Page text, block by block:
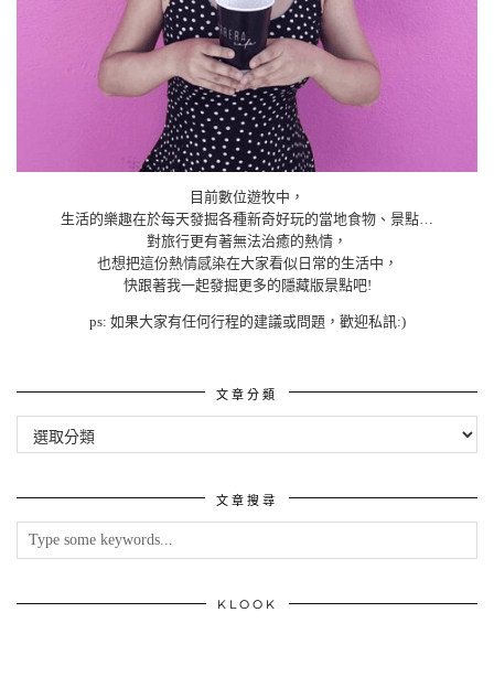
目前數位遊牧中，
生活的樂趣在於每天發掘各種新奇好玩的當地食物、景點…
對旅行更有著無法治癒的熱情，
也想把這份熱情感染在大家看似日常的生活中，
快跟著我一起發掘更多的隱藏版景點吧!
ps: 如果大家有任何行程的建議或問題，歡迎私訊:)
文章分類
文章搜尋
KLOOK